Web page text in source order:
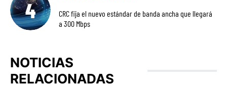
CRC fija el nuevo estándar de banda ancha que llegará
a 300 Mbps
NOTICIAS
RELACIONADAS